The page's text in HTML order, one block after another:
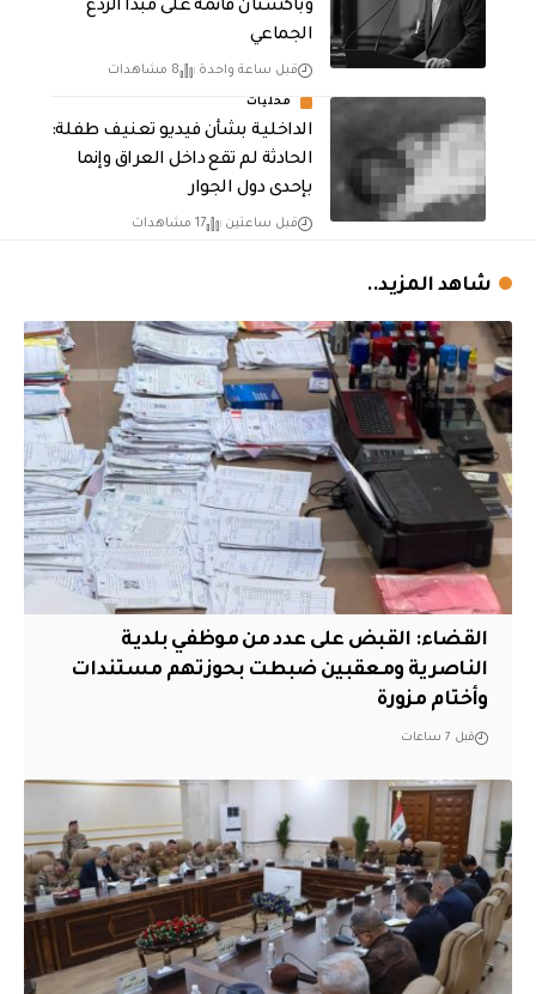
وباكستان قائمة على مبدأ الردع
الجماعي
قبل ساعة واحدة 8 مشاهدات
محليات
الداخلية بشأن فيديو تعنيف طفلة:
الحادثة لم تقع داخل العراق وإنما
بإحدى دول الجوار
قبل ساعتين 17 مشاهدات
شاهد المزيد..
القضاء: القبض على عدد من موظفي بلدية
الناصرية ومعقبين ضبطت بحوزتهم مستندات
وأختام مزورة
قبل 7 ساعات